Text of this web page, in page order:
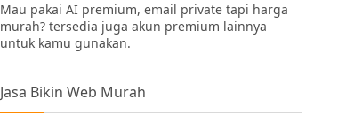
Mau pakai AI premium, email private tapi harga
murah? tersedia juga akun premium lainnya
untuk kamu gunakan.
Jasa Bikin Web Murah